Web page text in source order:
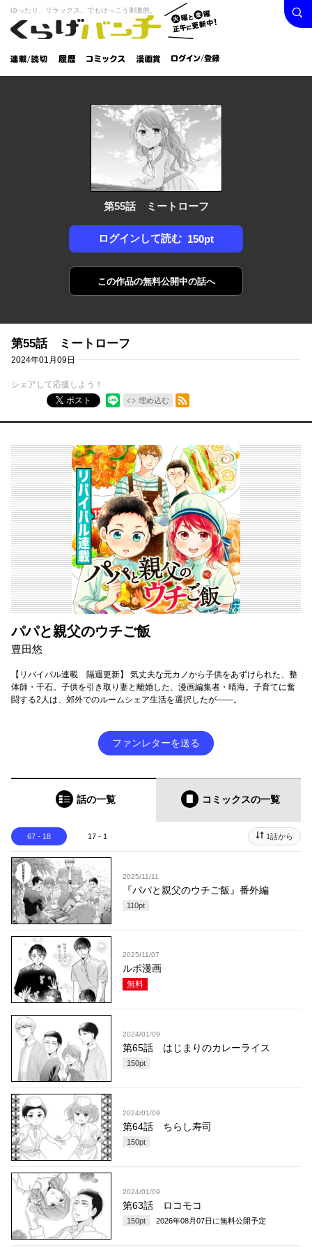
くらげバンチ
火曜と
金曜正
午に更
新中！
ゆったり、リラックス。でもけっこう刺激的。
連載/読
切
履
歴
コミック
漫画
賞
ログイン /
登録
検索
第55話 ミートローフ
ログインして読む 150pt
この作品の無料公開中の話へ
第55話 ミートローフ
2024年01月09日
シェアして応援しよう！
ポスト
埋め込む
RSSフィード
パパと親父のウチご飯
豊田悠
【リバイバル連載 隔週更新】 気丈夫な元カノから子供をあずけられた、整
体師・千石。子供を引き取り妻と離婚した、漫画編集者・晴海。子育てに奮
闘する2人は、郊外でのルームシェア生活を選択したが――。
ファンレターを送る
話の一覧 コミックスの一覧
67 - 18 17 - 1 1話から
2025/11/11
『パパと親父のウチご飯』番外編
110pt
2025/11/07
ルポ漫画
無料
2024/01/09
第65話 はじまりのカレーライス
150pt
2024/01/09
第64話 ちらし寿司
150pt
2024/01/09
第63話 ロコモコ
150pt 2026年08月07日 に無料公開予定